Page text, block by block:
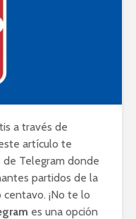
a través de
artículo te
de Telegram donde
partidos de la
¡No te lo
es una opción